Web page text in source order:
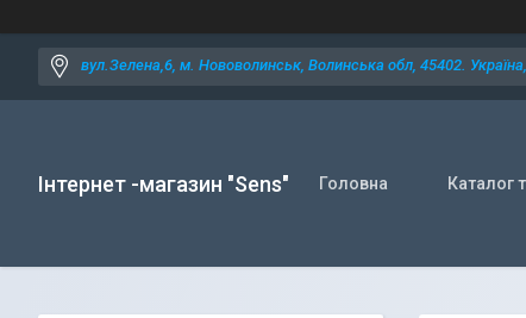
вул.Зелена,6, м. Нововолинськ, Волинська обл, 45402.
Інтернет -магазин "Sens" Головна Каталог